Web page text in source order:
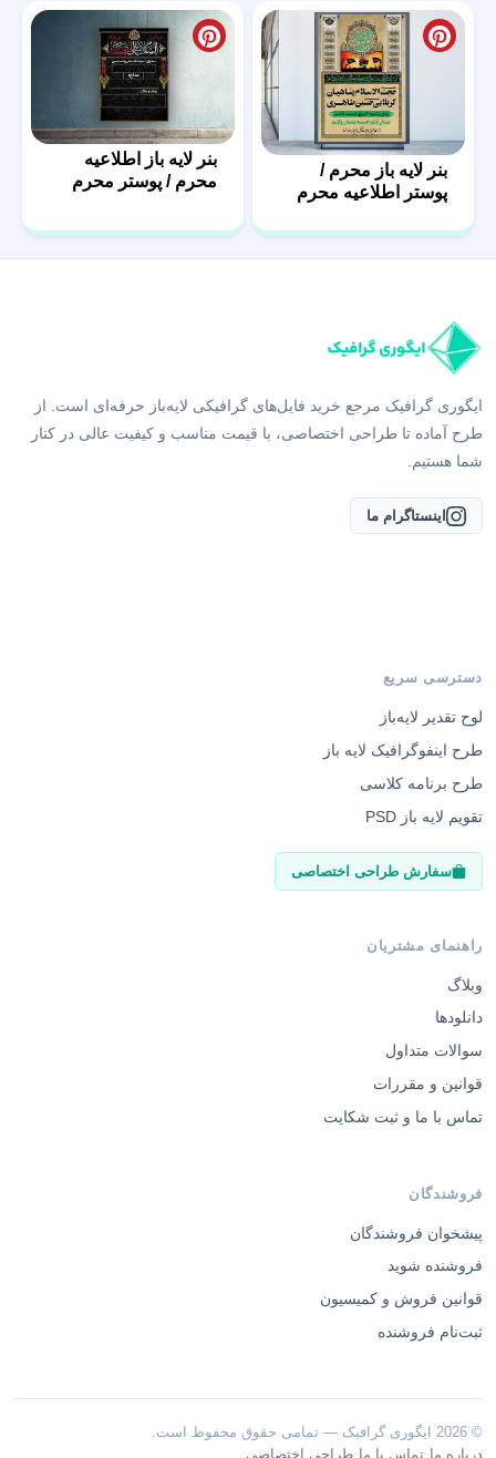
بنر لایه باز محرم /
پوستر اطلاعیه محرم
بنر لایه باز اطلاعیه
محرم / پوستر محرم
ایگوری گرافیک مرجع خرید فایل‌های گرافیکی لایه‌باز حرفه‌ای است. از
طرح آماده تا طراحی اختصاصی، با قیمت مناسب و کیفیت عالی در کنار
شما هستیم.
اینستاگرام ما
دسترسی سریع
لوح تقدیر لایه‌باز
طرح اینفوگرافیک لایه باز
طرح برنامه کلاسی
تقویم لایه باز PSD
سفارش طراحی اختصاصی
راهنمای مشتریان
وبلاگ
دانلودها
سوالات متداول
قوانین و مقررات
تماس با ما و ثبت شکایت
فروشندگان
پیشخوان فروشندگان
فروشنده شوید
قوانین فروش و کمیسیون
ثبت‌نام فروشنده
© 2026 ایگوری گرافیک — تمامی حقوق محفوظ است.
درباره ما ·تماس با ما ·طراحی اختصاصی